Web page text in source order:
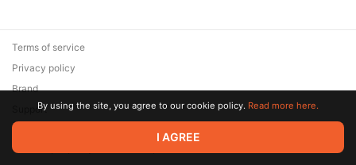
© 2026 Zaya Solutions Limited. All rights reserved. All trademarks
are the property of their respective owners.
Terms of service
Privacy policy
Brand
SupportBy using the site, you agree to our cookie policy. Read more here.
I AGREE